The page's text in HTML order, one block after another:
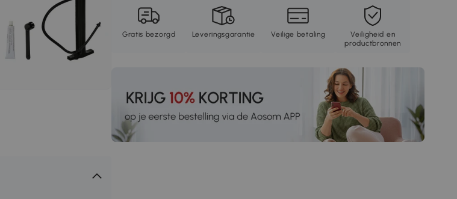
Gratis bezorgd Leveringsgarantie Veilige betaling
Veiligheid en
productbronnen